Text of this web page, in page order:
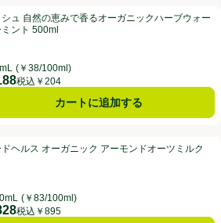
オーガニックハーブウォーターミント
月
中5.0点。
ュ 自然の恵みで香るオーガニックハーブウォー
ミント 500ml
(￥38/100ml)
税込￥204
カートに追加する
アーモンドオーツミルク 1L
5.0点。
ドヘルス オーガニック アーモンドオーツミルク
(￥83/100ml)
税込￥895